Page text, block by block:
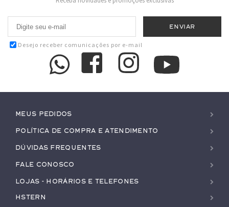
Desejo receber comunicações por e-mail
Meus pedidos
Política de Compra e Atendimento
Dúvidas Frequentes
Fale conosco
Lojas - Horários e Telefones
HStern